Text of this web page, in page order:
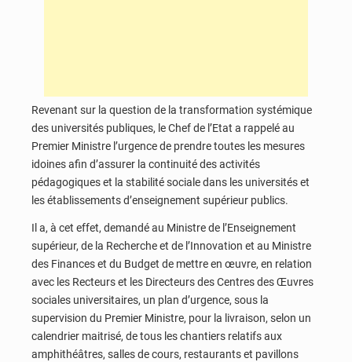
Revenant sur la question de la transformation systémique
des universités publiques, le Chef de l’Etat a rappelé au
Premier Ministre l’urgence de prendre toutes les mesures
idoines afin d’assurer la continuité des activités
pédagogiques et la stabilité sociale dans les universités et
les établissements d’enseignement supérieur publics.
Il a, à cet effet, demandé au Ministre de l’Enseignement
supérieur, de la Recherche et de l’Innovation et au Ministre
des Finances et du Budget de mettre en œuvre, en relation
avec les Recteurs et les Directeurs des Centres des Œuvres
sociales universitaires, un plan d’urgence, sous la
supervision du Premier Ministre, pour la livraison, selon un
calendrier maitrisé, de tous les chantiers relatifs aux
amphithéâtres, salles de cours, restaurants et pavillons